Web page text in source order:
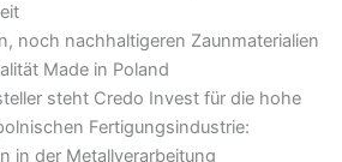
noch nachhaltigeren Zaunmaterialien
Made in Poland
steht Credo Invest für die hohe
Fertigungsindustrie:
in der Metallverarbeitung